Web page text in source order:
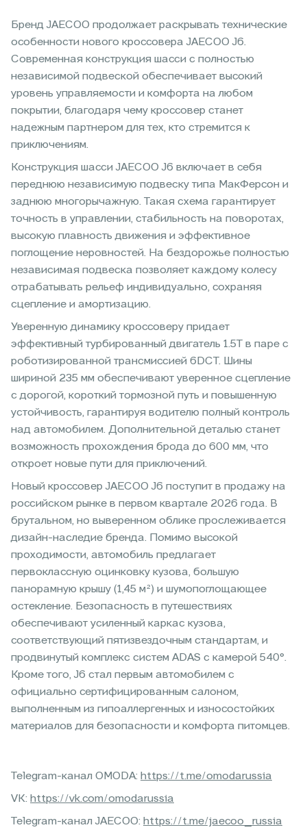
Бренд JAECOO продолжает раскрывать технические
особенности нового кроссовера JAECOO J6.
Современная конструкция шасси с полностью
независимой подвеской обеспечивает высокий
уровень управляемости и комфорта на любом
покрытии, благодаря чему кроссовер станет
надежным партнером для тех, кто стремится к
приключениям.
Конструкция шасси JAECOO J6 включает в себя
переднюю независимую подвеску типа МакФерсон и
заднюю многорычажную. Такая схема гарантирует
точность в управлении, стабильность на поворотах,
высокую плавность движения и эффективное
поглощение неровностей. На бездорожье полностью
независимая подвеска позволяет каждому колесу
отрабатывать рельеф индивидуально, сохраняя
сцепление и амортизацию.
Уверенную динамику кроссоверу придает
эффективный турбированный двигатель 1.5T в паре с
роботизированной трансмиссией 6DCT. Шины
шириной 235 мм обеспечивают уверенное сцепление
с дорогой, короткий тормозной путь и повышенную
устойчивость, гарантируя водителю полный контроль
над автомобилем. Дополнительной деталью станет
возможность прохождения брода до 600 мм, что
откроет новые пути для приключений.
Новый кроссовер JAECOO J6 поступит в продажу на
российском рынке в первом квартале 2026 года. В
брутальном, но выверенном облике прослеживается
дизайн-наследие бренда. Помимо высокой
проходимости, автомобиль предлагает
первоклассную оцинковку кузова, большую
панорамную крышу (1,45 м²) и шумопоглощающее
остекление. Безопасность в путешествиях
обеспечивают усиленный каркас кузова,
соответствующий пятизвездочным стандартам, и
продвинутый комплекс систем ADAS с камерой 540°.
Кроме того, J6 стал первым автомобилем с
официально сертифицированным салоном,
выполненным из гипоаллергенных и износостойких
материалов для безопасности и комфорта питомцев.
Telegram-канал OMODA: https://t.me/omodarussia
VK: https://vk.com/omodarussia
Telegram-канал JAECOO: https://t.me/jaecoo_russia